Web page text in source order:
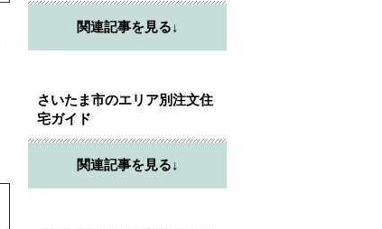
関連記事を見る↓
さいたま市のエリア別注文住
宅ガイド
関連記事を見る↓